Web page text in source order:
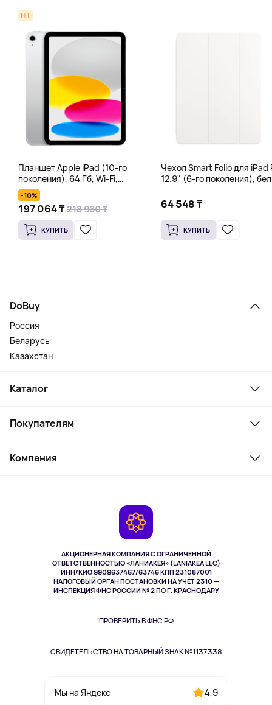
HIT
Планшет Apple iPad (10-го
поколения), 64 Гб, Wi-Fi,
серебряный
-10%
197 064 ₸ 218 960 ₸
КУПИТЬ
Чехол Smart Folio для iPad
12.9" (6-го поколения),
64 548 ₸
КУПИТЬ
АКЦИОНЕРНАЯ КОМПАНИЯ С ОГРАНИЧЕННОЙ
ОТВЕТСТВЕННОСТЬЮ «ЛАНИАКЕЯ» (LANIAKEA LLC)
ИНН/КИО 9909637467/63746 КПП 231087001
НАЛОГОВЫЙ ОРГАН ПОСТАНОВКИ НА УЧЁТ 2310 —
ИНСПЕКЦИЯ ФНС РОССИИ № 2 ПО Г. КРАСНОДАРУ
ПРОВЕРИТЬ В ФНС РФ
СВИДЕТЕЛЬСТВО НА ТОВАРНЫЙ ЗНАК №1137338
Мы на Яндекс 4,9
DoBuy
Россия
Беларусь
Казахстан
Каталог
Ноутбуки, мониторы, VR
Парфюмерия и косметика
Одежда и аксессуары
Покупателям
Как заказать
Компания